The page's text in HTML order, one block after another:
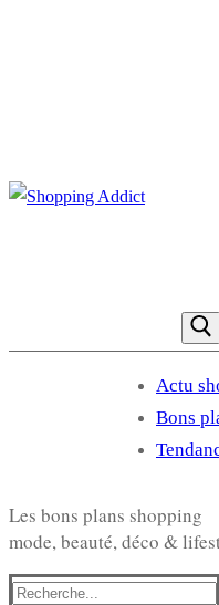
Actu
Bons
Les bons plans shopping
mode, beauté, déco &
Rechercher